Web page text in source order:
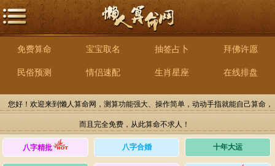
免费算命 宝宝取名 抽签占卜 拜佛许愿
民俗预测 情侣速配 生肖星座 在线排盘
您好！欢迎来到懒人算命网，测算功能强大、操作简单，动动手指就能自己算命，
而且完全免费，从此算命不求人！
八字精批 八字合婚 十年大运